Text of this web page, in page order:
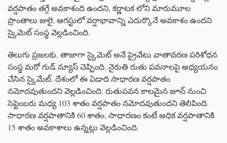
వర్షపాతం తగ్గే అవకాశంది ఉందని, కర్ణాటక లోని మారుమూల
ప్రాంతాలు జులై, ఆగస్టులో వర్షాభావాన్ని ఎదుర్కొనే అవకాశం ఉందని
స్కైమెట్ సంస్థ వెల్లడించింది.
తెలుగు ప్రజలకు. తాజాగా స్కైమెట్ అనే ప్రైవేటు వాతావరణ పరిశోధన
సంస్థ మరో గుడ్ న్యూస్ చెప్పింది. నైరుతి రుతు పవనాలపై అధ్యయనం
చేసిన స్కైమేట్. దేశంలో ఈ ఏడాది సాధారణ వర్షపాతం
నమోదవుతుందని వెల్లడించింది. రుతుపవన కాలమైన జూన్‌ నుంచి
సెప్టెంబరు మధ్య 103 శాతం వర్షపాతం నమోదవుతుందని తెలిపింది.
సాధారణ వర్షపాతానికి 60 శాతం, సాధారణం కంటే అధిక వర్షపాతానికి
15 శాతం అవకాశాలు ఉన్నట్లు వెల్లడించింది.